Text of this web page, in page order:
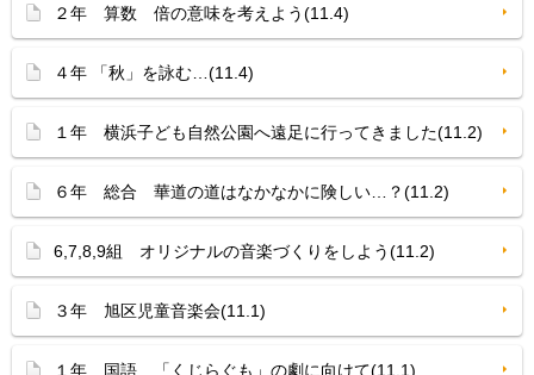
２年 算数 倍の意味を考えよう(11.4)
４年 「秋」を詠む…(11.4)
１年 横浜子ども自然公園へ遠足に行ってきました(11.2)
６年 総合 華道の道はなかなかに険しい…？(11.2)
6,7,8,9組 オリジナルの音楽づくりをしよう(11.2)
３年 旭区児童音楽会(11.1)
１年 国語 「くじらぐも」の劇に向けて(11.1)